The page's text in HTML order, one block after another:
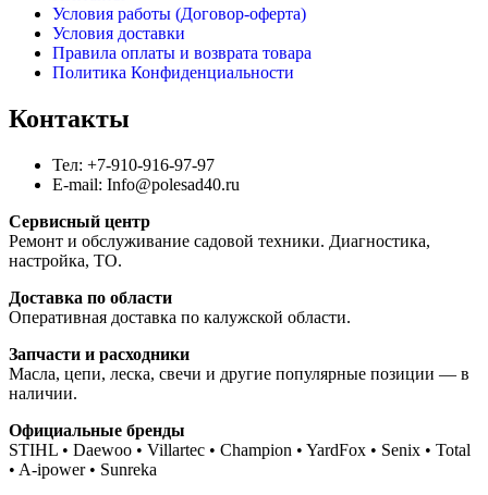
Условия работы (Договор-оферта)
Условия доставки
Правила оплаты и возврата товара
Политика Конфиденциальности
Контакты
Тел: +7-910-916-97-97
E-mail: Info@polesad40.ru
Сервисный центр
Ремонт и обслуживание садовой техники. Диагностика,
настройка, ТО.
Доставка по области
Оперативная доставка по калужской области.
Запчасти и расходники
Масла, цепи, леска, свечи и другие популярные позиции — в
наличии.
Официальные бренды
STIHL • Daewoo • Villartec • Champion • YardFox • Senix • Total
• A-ipower • Sunreka